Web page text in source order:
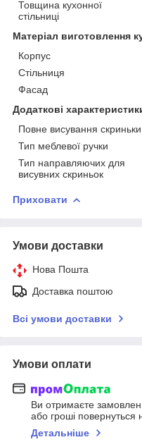
Товщина кухонної
стільниці
Матеріал виготовлення
Корпус
Стільниця
Фасад
Додаткові
Повне висування скриньки
Тип меблевої ручки
Тип направляючих для
висувних скриньок
Приховати
Умови доставки
Нова Пошта
Доставка поштою
Всі умови доставки
Умови оплати
Ви отримаєте
або гроші повернуться
Детальніше